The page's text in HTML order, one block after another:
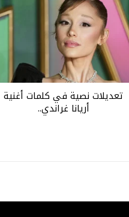
تعديلات نصية في كلمات أغنية
أريانا غراندي..